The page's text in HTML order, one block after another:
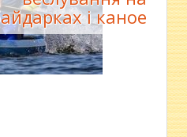
і каное